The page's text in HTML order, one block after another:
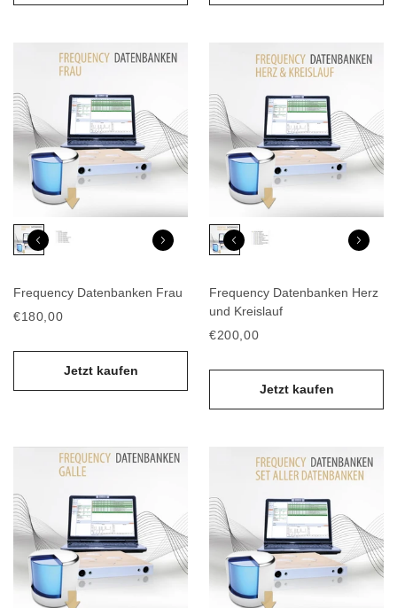
Frequency Datenbanken Frau
€180,00
Jetzt kaufen
Frequency Datenbanken Herz
und Kreislauf
€200,00
Jetzt kaufen